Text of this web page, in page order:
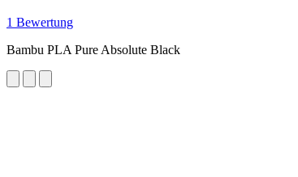
1 Bewertung
Bambu PLA Pure Absolute Black